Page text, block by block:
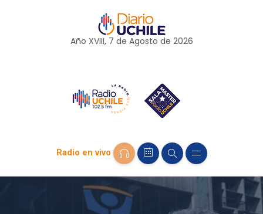
Año XVIII, 7 de Agosto de 2026
Radio en vivo